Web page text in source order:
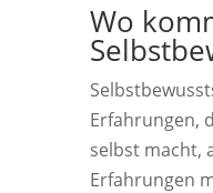
Wo
Erfahrungen,
selbst macht,
Erfahrungen